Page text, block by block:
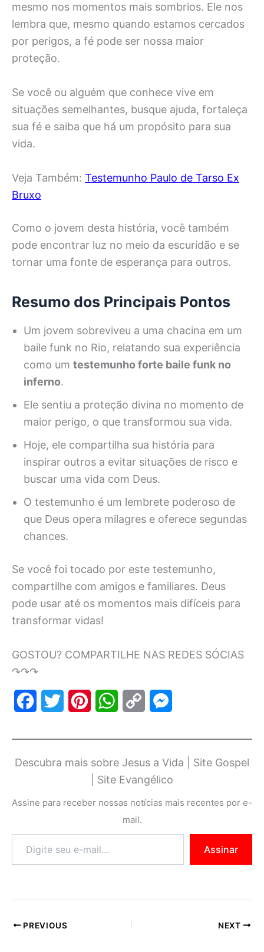
mesmo nos momentos mais sombrios. Ele nos
lembra que, mesmo quando estamos cercados
por perigos, a fé pode ser nossa maior
proteção.
Se você ou alguém que conhece vive em
situações semelhantes, busque ajuda, fortaleça
sua fé e saiba que há um propósito para sua
vida.
Veja Também: Testemunho Paulo de Tarso Ex
Bruxo
Como o jovem desta história, você também
pode encontrar luz no meio da escuridão e se
tornar uma fonte de esperança para outros.
Resumo dos Principais Pontos
Um jovem sobreviveu a uma chacina em um
baile funk no Rio, relatando sua experiência
como um testemunho forte baile funk no
inferno.
Ele sentiu a proteção divina no momento de
maior perigo, o que transformou sua vida.
Hoje, ele compartilha sua história para
inspirar outros a evitar situações de risco e
buscar uma vida com Deus.
O testemunho é um lembrete poderoso de
que Deus opera milagres e oferece segundas
chances.
Se você foi tocado por este testemunho,
compartilhe com amigos e familiares. Deus
pode usar até os momentos mais difíceis para
transformar vidas!
GOSTOU? COMPARTILHE NAS REDES SÓCIAS
↷↷↷
e
o
k
t
r
t
e
W
t
p
y
n
s
g
Descubra mais sobre Jesus a Vida | Site Gospel
| Site Evangélico
Assine para receber nossas notícias mais recentes por e-
mail.
Assinar
PREVIOUS NEXT